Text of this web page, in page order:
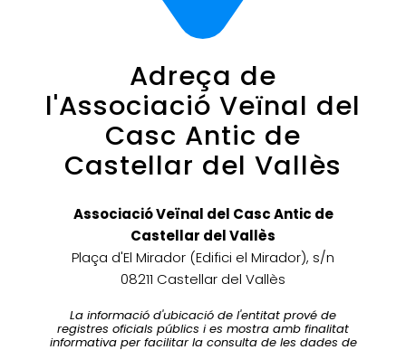
Adreça de
l'Associació Veïnal del
Casc Antic de
Castellar del Vallès
Associació Veïnal del Casc Antic de
Castellar del Vallès
Plaça d'El Mirador (Edifici el Mirador), s/n
08211 Castellar del Vallès
La informació d'ubicació de l'entitat prové de
registres oficials públics i es mostra amb finalitat
informativa per facilitar la consulta de les dades de